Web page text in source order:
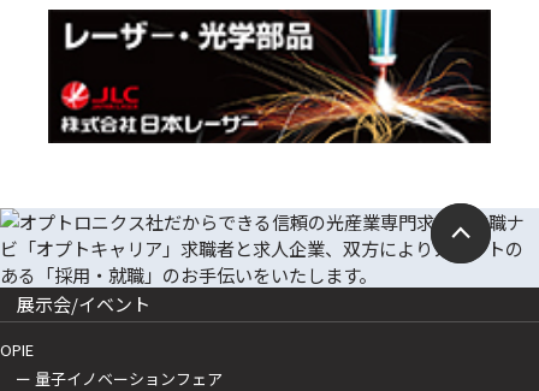
展示会/イベント
OPIE
ー 量子イノベーションフェア